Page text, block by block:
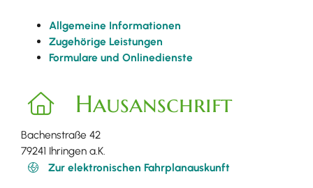
Allgemeine Informationen
Zugehörige Leistungen
Formulare und Onlinedienste
Hausanschrift
Bachenstraße 42
79241 Ihringen a.K.
Zur elektronischen Fahrplanauskunft